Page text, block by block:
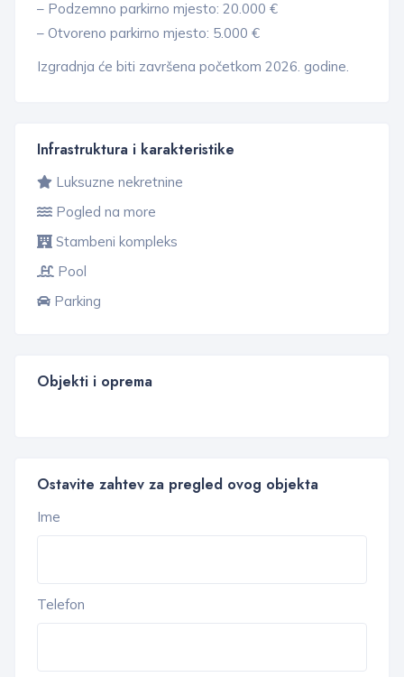
– Podzemno parkirno mjesto: 20.000 €
– Otvoreno parkirno mjesto: 5.000 €
Izgradnja će biti završena početkom 2026. godine.
Infrastruktura i karakteristike
Luksuzne nekretnine
Pogled na more
Stambeni kompleks
Pool
Parking
Objekti i oprema
Ostavite zahtev za pregled ovog objekta
Ime
Telefon